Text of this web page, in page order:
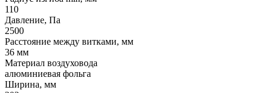
110
Давление, Па
2500
Расстояние между витками, мм
36 мм
Материал воздуховода
алюминиевая фольга
Ширина, мм